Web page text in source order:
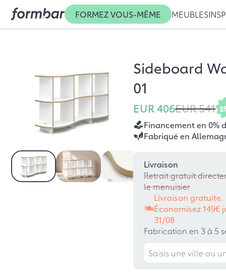
FORMEZ VOUS-MÊME MEUBLES
Sideboard
01
EUR 406EUR 541
Financement en 0%
Fabriqué en
Livraison
Retrait gratuit
le menuisier
Livraison gratuite.
Économisez 149€
31/08
Fabrication en 3 à 5